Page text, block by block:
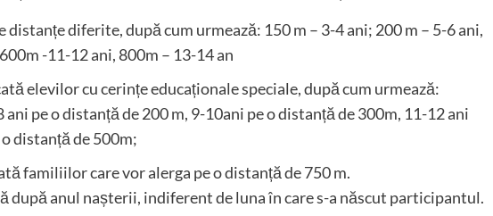
diferite, după cum urmează: 150 m – 3-4 ani; 200 m – 5-6 ani,
-11-12 ani, 800m – 13-14 an
elevilor cu cerințe educaționale speciale, după cum urmează:
ani pe o distanță de 200 m, 9-10ani pe o distanță de 300m, 11-12 ani
distanță de 500m;
familiilor care vor alerga pe o distanță de 750 m.
după anul nașterii, indiferent de luna în care s-a născut participantul.